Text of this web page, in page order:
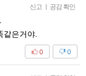
신고 공감 확인
같은거야.
0
0